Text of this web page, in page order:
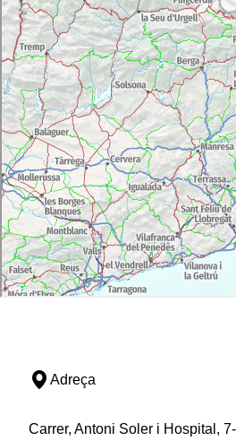
Adreça
Carrer, Antoni Soler i Hospital,